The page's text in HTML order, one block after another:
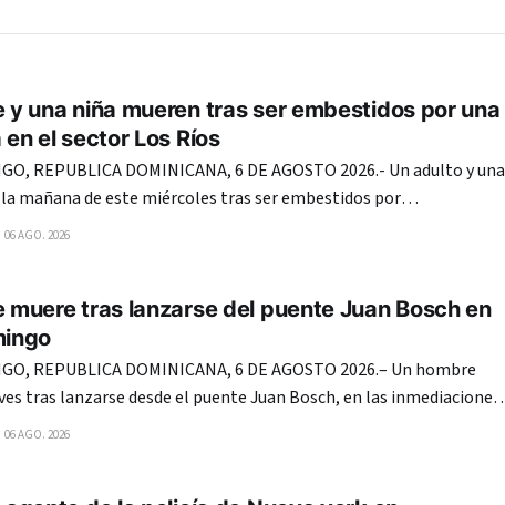
y una niña mueren tras ser embestidos por una
el sector Los Ríos
REPUBLICA DOMINICANA, 6 DE AGOSTO 2026.- Un adulto y una
mañana de este miércoles tras ser embestidos por
doble cabina en la avenida Coronel Juan María Lora Fernández,
06 AGO. 2026
muere tras lanzarse del puente Juan Bosch en
REPUBLICA DOMINICANA, 6 DE AGOSTO 2026.– Un hombre
tras lanzarse desde el puente Juan Bosch, en las inmediaciones
en el Distrito Nacional, según se observa en un video que
06 AGO. 2026